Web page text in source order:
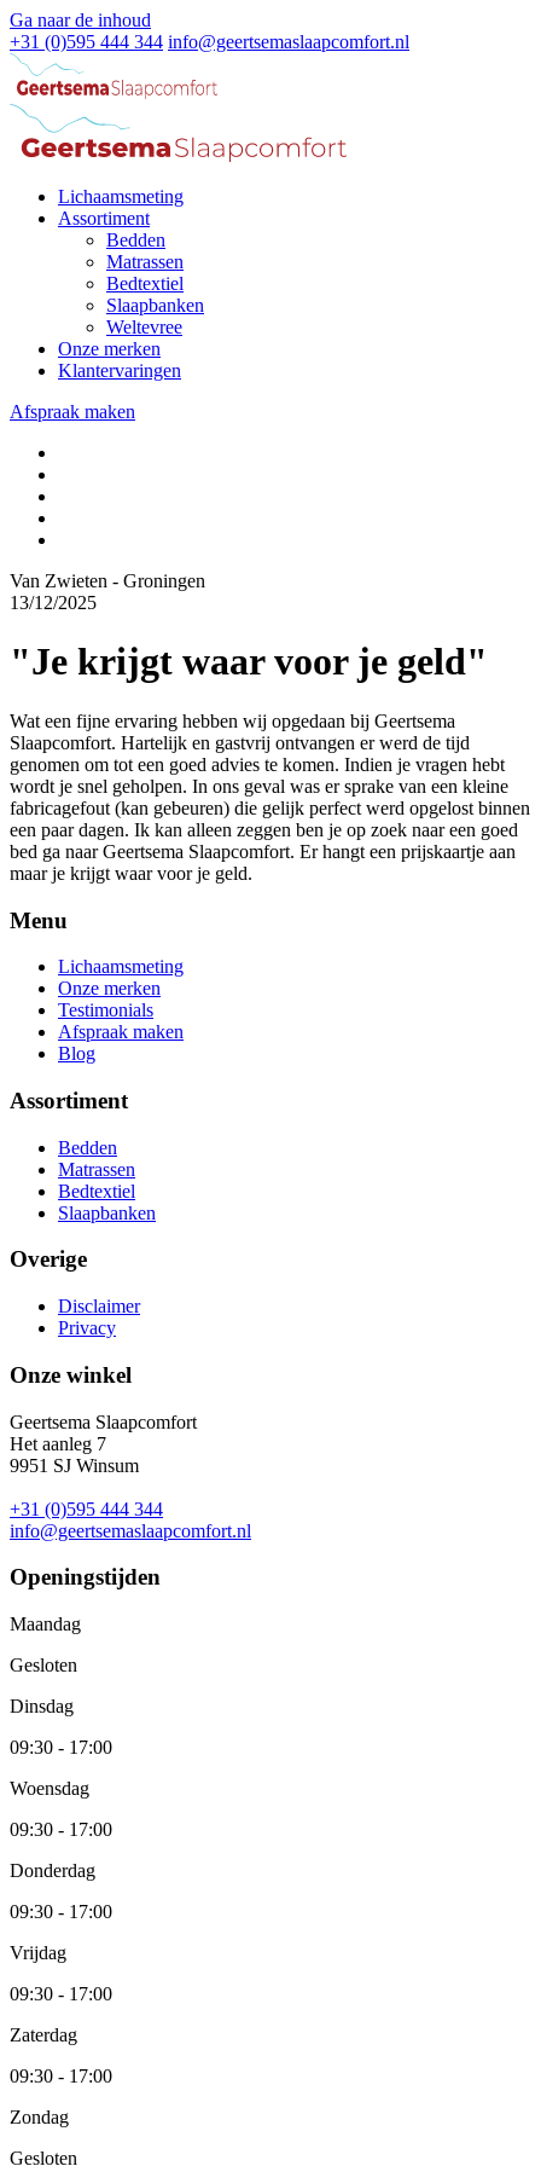
Ga naar de inhoud
+31 (0)595 444 344 info@geertsemaslaapcomfort.nl
Lichaamsmeting
Assortiment
Bedden
Matrassen
Bedtextiel
Slaapbanken
Weltevree
Onze merken
Klantervaringen
Afspraak maken
Van Zwieten - Groningen
13/12/2025
"Je krijgt waar voor je geld"
Wat een fijne ervaring hebben wij opgedaan bij Geertsema
Slaapcomfort. Hartelijk en gastvrij ontvangen er werd de tijd
genomen om tot een goed advies te komen. Indien je vragen hebt
wordt je snel geholpen. In ons geval was er sprake van een kleine
fabricagefout (kan gebeuren) die gelijk perfect werd opgelost binnen
een paar dagen. Ik kan alleen zeggen ben je op zoek naar een goed
bed ga naar Geertsema Slaapcomfort. Er hangt een prijskaartje aan
maar je krijgt waar voor je geld.
Menu
Lichaamsmeting
Onze merken
Testimonials
Afspraak maken
Blog
Assortiment
Bedden
Matrassen
Bedtextiel
Slaapbanken
Overige
Disclaimer
Privacy
Onze winkel
Geertsema Slaapcomfort
Het aanleg 7
9951 SJ Winsum
+31 (0)595 444 344
info@geertsemaslaapcomfort.nl
Openingstijden
Maandag
Gesloten
Dinsdag
09:30 - 17:00
Woensdag
09:30 - 17:00
Donderdag
09:30 - 17:00
Vrijdag
09:30 - 17:00
Zaterdag
09:30 - 17:00
Zondag
Gesloten